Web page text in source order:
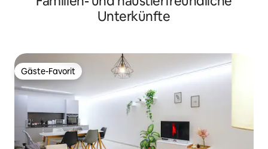
Unterkünfte
Gäste-Favorit
Gäste-Favorit